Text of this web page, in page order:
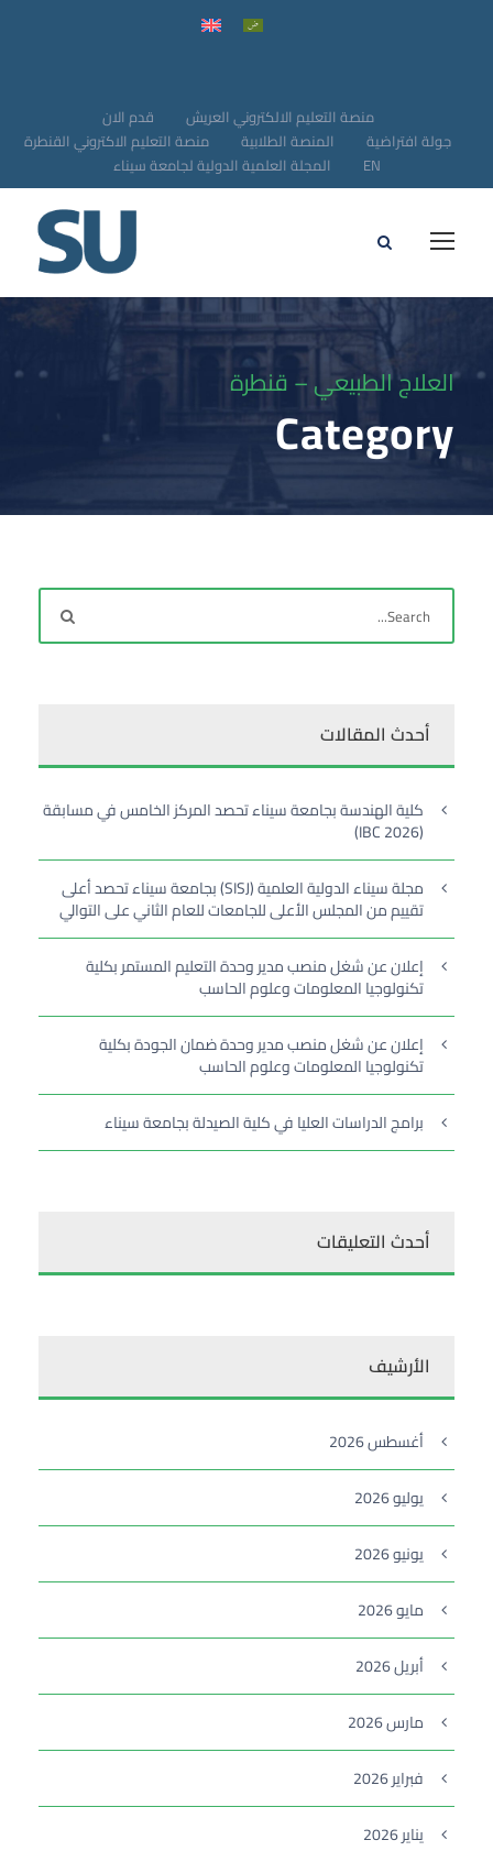
قدم الان
منصة التعليم الالكتروني العريش
منصة التعليم الاكتروني القنطرة
المنصة الطلابية
جولة افتراضية
المجلة العلمية الدولية لجامعة سيناء
EN
العلاج الطبيعي – قنطرة
Category
أحدث المقالات
كلية الهندسة بجامعة سيناء تحصد المركز الخامس في مسابقة
(IBC 2026)
مجلة سيناء الدولية العلمية (SISJ) بجامعة سيناء تحصد أعلى
تقييم من المجلس الأعلى للجامعات للعام الثاني على التوالي
إعلان عن شغل منصب مدير وحدة التعليم المستمر بكلية
تكنولوجيا المعلومات وعلوم الحاسب
إعلان عن شغل منصب مدير وحدة ضمان الجودة بكلية
تكنولوجيا المعلومات وعلوم الحاسب
برامج الدراسات العليا في كلية الصيدلة بجامعة سيناء
أحدث التعليقات
الأرشيف
أغسطس 2026
يوليو 2026
يونيو 2026
مايو 2026
أبريل 2026
مارس 2026
فبراير 2026
يناير 2026